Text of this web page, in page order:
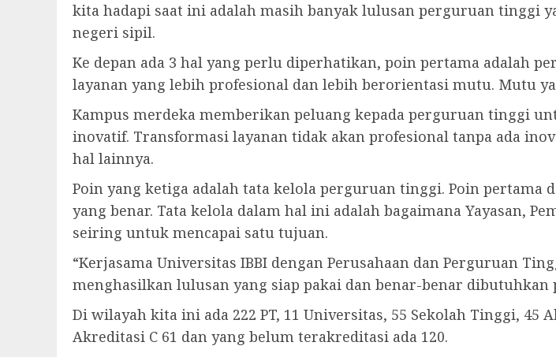
kita hadapi saat ini adalah masih banyak lulusan perguruan tinggi
negeri sipil.
Ke depan ada 3 hal yang perlu diperhatikan, poin pertama adalah
layanan yang lebih profesional dan lebih berorientasi mutu. Mutu
Kampus merdeka memberikan peluang kepada perguruan tinggi
inovatif. Transformasi layanan tidak akan profesional tanpa ada
hal lainnya.
Poin yang ketiga adalah tata kelola perguruan tinggi. Poin pertama
yang benar. Tata kelola dalam hal ini adalah bagaimana Yayasan,
seiring untuk mencapai satu tujuan.
“Kerjasama Universitas IBBI dengan Perusahaan dan Perguruan
menghasilkan lulusan yang siap pakai dan benar-benar dibutuhkan
Di wilayah kita ini ada 222 PT, 11 Universitas, 55 Sekolah Tinggi,
Akreditasi C 61 dan yang belum terakreditasi ada 120.